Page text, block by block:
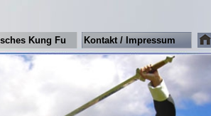
Kontakt / Impressum
Kung Fu